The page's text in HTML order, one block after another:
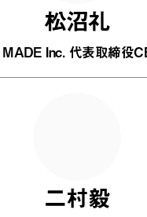
松沼礼
Inc. 代表取締役
二村毅